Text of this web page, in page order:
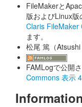
FileMakerと
版およびLinux版
Claris FileMaker
ます。
松尾 篤（Atsushi
FAMLogで公開
Commons 表示
Information